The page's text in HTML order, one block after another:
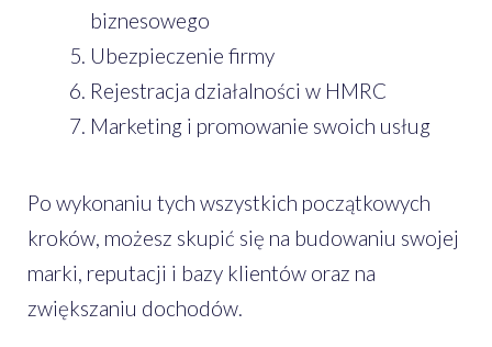
biznesowego
Ubezpieczenie firmy
Rejestracja działalności w HMRC
Marketing i promowanie swoich usług
Po wykonaniu tych wszystkich początkowych
kroków, możesz skupić się na budowaniu swojej
marki, reputacji i bazy klientów oraz na
zwiększaniu dochodów.